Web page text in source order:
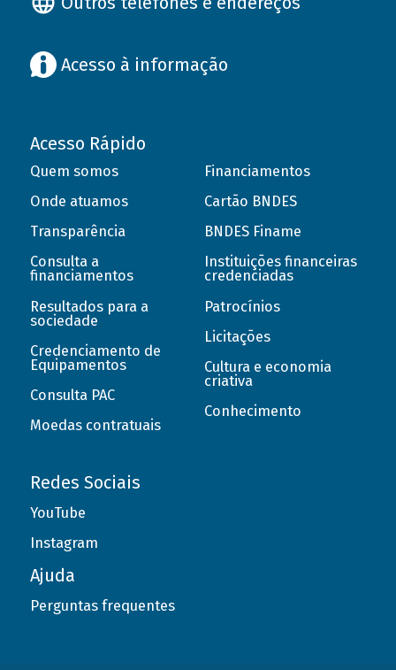
Acesso à informação
Acesso Rápido
Quem somos
Onde atuamos
Transparência
Consulta a
financiamentos
Resultados para a
sociedade
Credenciamento de
Equipamentos
Consulta PAC
Moedas contratuais
Financiamentos
Cartão BNDES
BNDES Finame
Instituições financeiras
credenciadas
Patrocínios
Licitações
Cultura e economia
criativa
Conhecimento
Redes Sociais
YouTube
Instagram
Ajuda
Perguntas frequentes